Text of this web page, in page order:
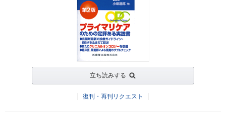
立ち読みする
復刊・再刊リクエスト